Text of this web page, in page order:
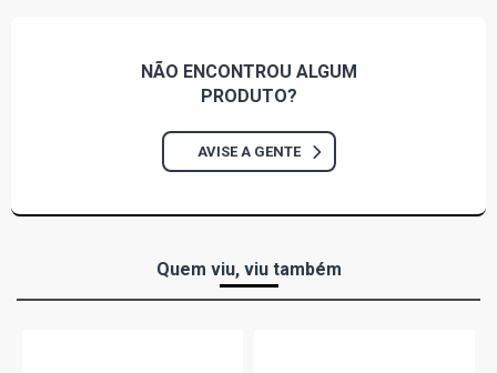
NÃO ENCONTROU ALGUM
PRODUTO?
AVISE A GENTE
Quem viu, viu também